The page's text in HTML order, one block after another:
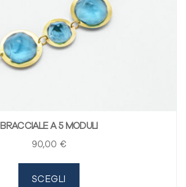
BRACCIALE A 5 MODULI
90,00 €
SCEGLI